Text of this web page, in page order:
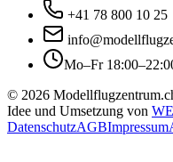
+41 78 800 10 25
Mo–Fr
© 2026
Idee und Umsetzung von
DatenschutzAGBImpressum